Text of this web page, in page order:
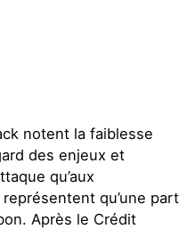
notent la faiblesse
des enjeux et
qu’aux
qu’une part
Après le Crédit